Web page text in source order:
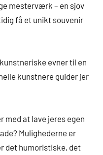
mesterværk – en sjov
få et unikt souvenir
evner til en
kunstnere guider jer
med at lave jeres egen
Mulighederne er
det humoristiske, det